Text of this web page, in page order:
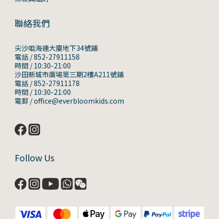
聯絡我們
尖沙咀海運大廈地下34號鋪
電話 / 852-27911158
時間 / 10:30-21:00
沙田新城市廣場第三期2樓A211號鋪
電話 / 852-27911178
時間 / 10:30-21:00
電郵 / office@everbloomkids.com
Follow Us